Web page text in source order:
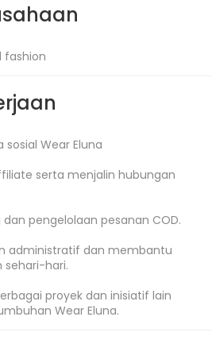
fashion
Wear Eluna
serta menjalin hubungan
pengelolaan pesanan COD.
administratif dan membantu
sehari-hari.
proyek dan inisiatif lain
Wear Eluna.